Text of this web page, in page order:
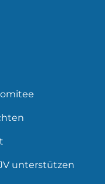
unterstützen